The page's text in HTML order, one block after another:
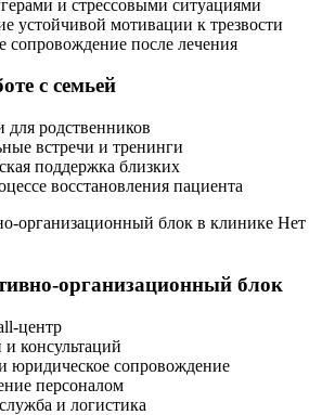
и стрессовыми ситуациями
устойчивой мотивации к трезвости
сопровождение после лечения
с семьей
для родственников
встречи и тренинги
поддержка близких
восстановления пациента
организационный блок
центр
консультаций
юридическое сопровождение
персоналом
и логистика